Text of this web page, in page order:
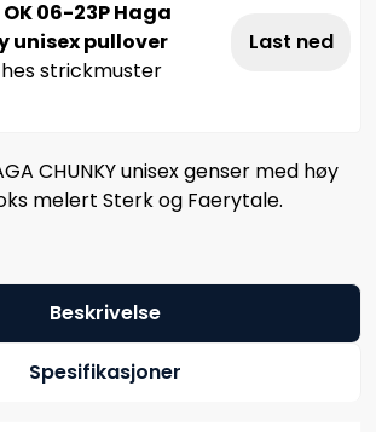
OK 06-23P Haga
unisex pullover
strickmuster
Last ned
CHUNKY unisex genser med høy
melert Sterk og Faerytale.
Beskrivelse
Spesifikasjoner